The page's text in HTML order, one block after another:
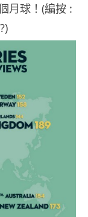
月球！(編按 :